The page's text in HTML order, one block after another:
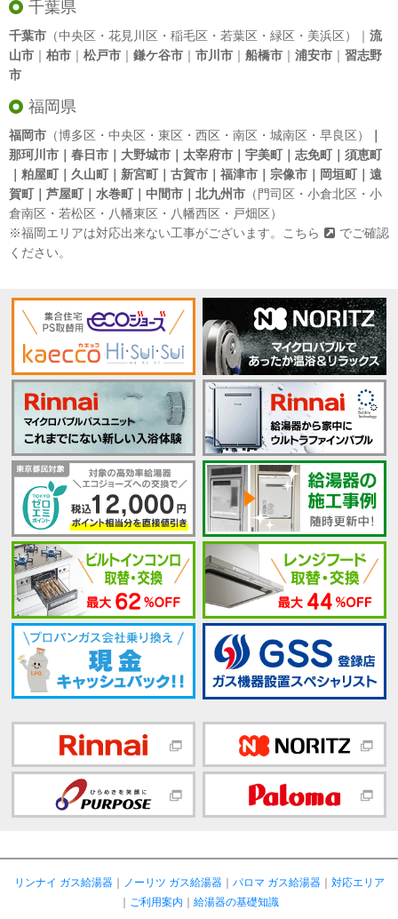
千葉県
千葉市 （中央区・花見川区・稲毛区・若葉区・緑区・美浜区）｜ 流
山市 ｜ 柏市 ｜ 松戸市 ｜ 鎌ケ谷市 ｜ 市川市 ｜ 船橋市 ｜ 浦安市 ｜ 習志野
市
福岡県
福岡市 （博多区・中央区・東区・西区・南区・城南区・早良区）
那珂川市｜春日市｜大野城市｜太宰府市｜宇美町｜志免町｜須恵町
｜粕屋町｜久山町｜新宮町｜古賀市｜福津市｜宗像市｜岡垣町｜遠
賀町｜芦屋町｜水巻町｜中間市｜北九州市 （門司区・小倉北区・小
倉南区・若松区・八幡東区・八幡西区・戸畑区）
※福岡エリアは対応出来ない工事がございます。
こちら
でご確認
ください。
リンナイ ガス給湯器｜ ノーリツ ガス給湯器｜ パロマ ガス給湯器｜ 対応エリア
ご利用案内 給湯器の基礎知識